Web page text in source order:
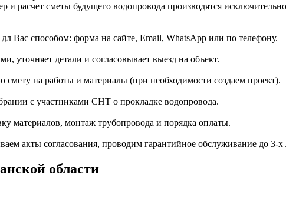
и расчет сметы будущего водопровода производятся
Вас способом: форма на сайте, Email, WhatsApp или по телефону.
уточняет детали и согласовывает выезд на объект.
на работы и материалы (при необходимости создаем проект).
с участниками СНТ о прокладке водопровода.
материалов, монтаж трубопровода и порядка оплаты.
акты согласования, проводим гарантийное обслуживание до 3-х
области